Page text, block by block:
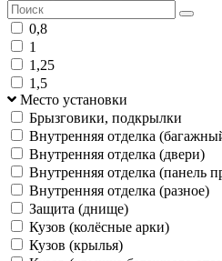
0,8
1
1,25
1,5
Место установки
Брызговики, подкрылки
Внутренняя отделка
Внутренняя отделка (двери)
Внутренняя отделка (панель
Внутренняя отделка (разное)
Защита (днище)
Кузов (колёсные арки)
Кузов (крылья)